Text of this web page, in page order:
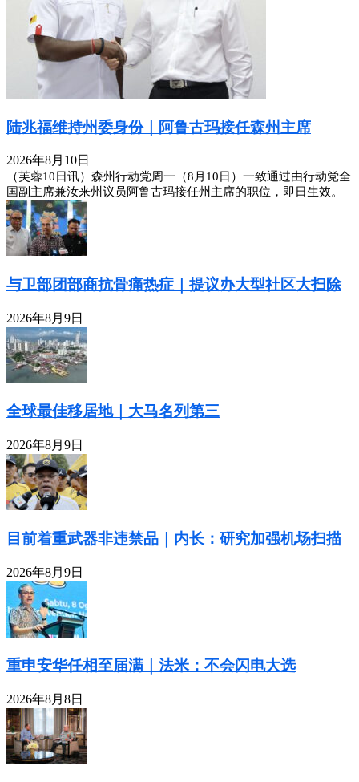
陆兆福维持州委身份｜阿鲁古玛接任森州主席
2026年8月10日
（芙蓉10日讯）森州行动党周一（8月10日）一致通过由行动党全
国副主席兼汝来州议员阿鲁古玛接任州主席的职位，即日生效。
与卫部团部商抗骨痛热症｜提议办大型社区大扫除
2026年8月9日
全球最佳移居地｜大马名列第三
2026年8月9日
目前着重武器非违禁品｜内长：研究加强机场扫描
2026年8月9日
重申安华任相至届满｜法米：不会闪电大选
2026年8月8日